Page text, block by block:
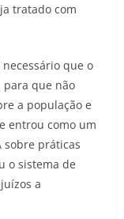
tratado com
que o
para que não
a população e
entrou como um
sobre práticas
o sistema de
a